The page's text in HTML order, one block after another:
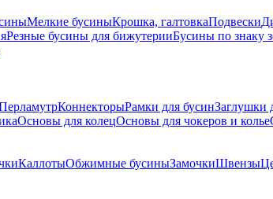
Мелкие бусиныКрошка, галтовкаПодвески
Резные бусины для бижутерииБусины по знаку
КоннекторыРамки для бусинЗаглушки
Основы для колецОсновы для чокеров и колье
КаллотыОбжимные бусиныЗамочкиШвензы